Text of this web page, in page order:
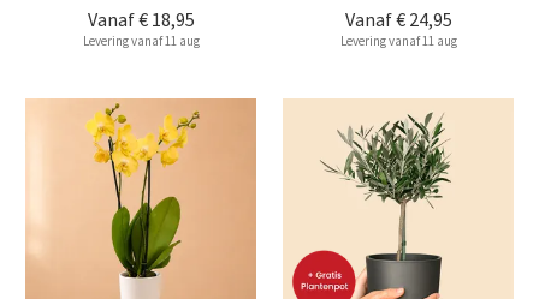
Vanaf€ 18,95
Levering vanaf 11 aug
Vanaf€ 24,95
Levering vanaf 11 aug